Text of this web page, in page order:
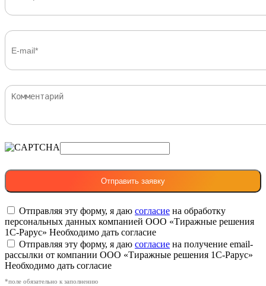
Отправляя эту форму, я даю согласие на обработку
персональных данных компанией ООО «Тиражные решения
1С-Рарус» Необходимо дать согласие
Отправляя эту форму, я даю согласие на получение email-
рассылки от компании ООО «Тиражные решения 1С-Рарус»
Необходимо дать согласие
*поле обязательно к заполнению